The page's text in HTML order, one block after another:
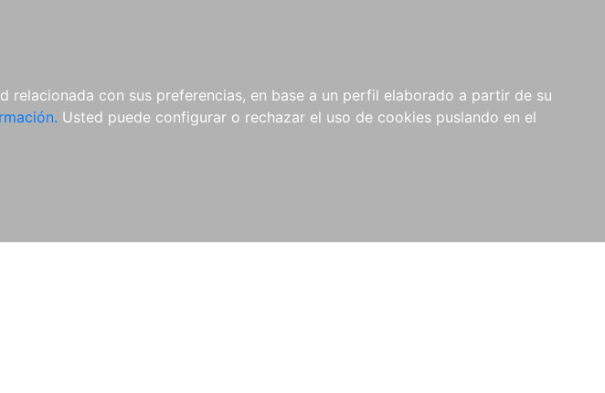
con sus preferencias, en base a un perfil elaborado a partir de su
Usted puede configurar o rechazar el uso de cookies puslando en el
MATERIAL
COMPLEMENTARIO
NOVEDADES NOTICIAS
COMPRAS
INSTITUCIONALES